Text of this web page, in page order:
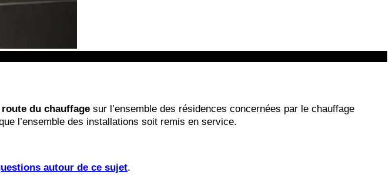
du chauffage sur l’ensemble des résidences concernées par le chauffage
l’ensemble des installations soit remis en service.
autour de ce sujet.